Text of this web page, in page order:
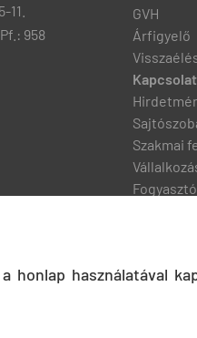
958
GVH
Árfigyelő
Kapcsolat
Szakmai
honlap használatával